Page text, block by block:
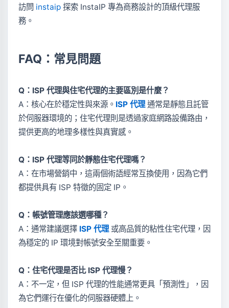
訪問 instaip 探索 InstaIP 專為商務設計的頂級代理服
務。
FAQ：常見問題
Q：ISP 代理與住宅代理的主要區別是什麼？
A：核心在於穩定性與來源。 ISP 代理 通常是靜態且託管
於伺服器環境的；住宅代理則是透過家庭網路設備路由，
提供更高的地理多樣性與真實感。
Q：ISP 代理等同於靜態住宅代理嗎？
A：在市場營銷中，這兩個術語經常互換使用，因為它們
都提供具有 ISP 特徵的固定 IP。
Q：帳號管理應該選哪種？
A：通常建議選擇 ISP 代理或高品質的粘性住宅代理，因
為穩定的 IP 環境對帳號安全至關重要。
Q：住宅代理是否比 ISP 代理慢？
A：不一定，但 ISP 代理的性能通常更具「預測性」，因
為它們運行在優化的伺服器硬體上。